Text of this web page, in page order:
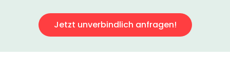
Jetzt unverbindlich anfragen!